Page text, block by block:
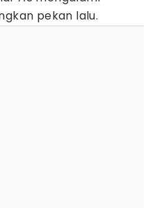
pekan lalu.